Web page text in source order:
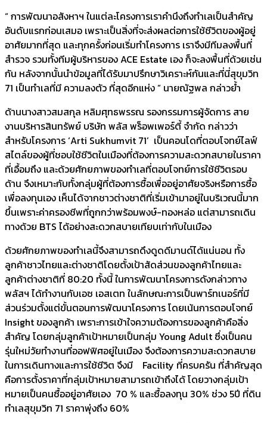
“ การพัฒนาอสังหาฯ ในแต่ละโครงการเราคำนึงถึงทำเลเป็นสำคัญ
อันดับแรกก่อนเสมอ เพราะเป็นสิ่งที่จะส่งผลต่อการใช้ชีวิตของผู้อยู่
อาศัยมากที่สุด และทุกครั้งก่อนเริ่มทำโครงการ เราจึงมีทีมลงพื้นที่
สำรวจ รวมทั้งทีมผู้บริหารของ ACE Estate เอง ก็จะลงพื้นที่ด้วยเช่น
กัน หลังจากนั้นนำข้อมูลที่ได้รับมาปรึกษาวิเคราะห์กันและที่นี่สุขุมวิท
71 เป็นทำเลที่มี ความลงตัว ที่สุดอีกแห่ง ” นายณัฐพล กล่าวย้ำ
ด้านนางสาวสมสกุล หลิมศุทธพรรณ รองกรรมการผู้จัดการ สาย
งานบริหารสินทรัพย์ บริษัท พลัส พร็อพเพอร์ตี้ จำกัด กล่าวว่า
สำหรับโครงการ ‘Arti Sukhumvit 71’ เป็นคอนโดที่ตอบโจทย์ไลฟ์
สไตล์ของผู้ที่ชอบใช้ชีวิตในเมืองที่ต้องการความสะดวกสบายในราคา
ที่เอื้อมถึง และด้วยศักยภาพของทำเลที่ตอบโจทย์การใช้ชีวิตรอบ
ด้าน จึงเหมาะกับทั้งกลุ่มผู้ที่ต้องการซื้อเพื่ออยู่อาศัยจริงหรือการซื้อ
เพื่อลงทุนเอง เห็นได้จากชาวต่างชาติที่เริ่มเข้ามาอยู่ในบริเวณนี้มาก
ขึ้นเพราะค่าครองชีพที่ถูกกว่าพร้อมพงษ์-ทองหล่อ แต่สามารถเดิน
ทางด้วย BTS ได้อย่างสะดวกสบายเทียบเท่ากับในเมือง
ด้วยศักยภาพของทำเลนี้จึงสามารถดึงดูดดีมานด์ได้แน่นอน ทั้ง
ลูกค้าชาวไทยและต่างชาติโดยตั้งเป้าสัดส่วนของลูกค้าไทยและ
ลูกค้าต่างชาติที่ 80:20 ทั้งนี้ ในการพัฒนาโครงการดังกล่าวทาง
พลัสฯ ได้ทำงานกับเอซ เอสเตท ในลักษณะการเป็นพาร์ทเนอร์ที่มี
ส่วนร่วมตั้งแต่ขั้นตอนการพัฒนาโครงการ โดยเน้นการตอบโจทย์
Insight ของลูกค้า เพราะการเข้าใจความต้องการของลูกค้าคือสิ่ง
สำคัญ โดยกลุ่มลูกค้าเป้าหมายเป็นกลุ่ม Young Adult ซึ่งเป็นคน
รุ่นใหม่วัยทำงานที่ออฟฟิศอยู่ในเมือง จึงต้องการความสะดวกสบาย
ในการเดินทางและการใช้ชีวิต จึงมี Facility ที่ครบครัน ที่สำคัญสุด
คือการตั้งราคาที่กลุ่มเป้าหมายสามารถเข้าถึงได้ โดยวางกลุ่มเป้า
หมายเป็นคนซื้ออยู่อาศัยเอง 70 % และซื้อลงทุน 30% ช่วง 5ปี ที่ดิน
ทำเลสุขุมวิท 71 ราคาพุ่งถึง 60%